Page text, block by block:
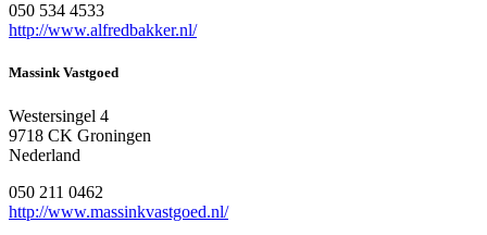
050 534 4533
http://www.alfredbakker.nl/
Massink Vastgoed
Westersingel 4
9718 CK Groningen
Nederland
050 211 0462
http://www.massinkvastgoed.nl/